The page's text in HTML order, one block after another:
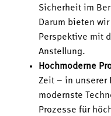
Sicherheit im
Darum bieten
Perspektive mit
Anstellung.
Hochmoderne
Zeit – in unserer
modernste
Prozesse für